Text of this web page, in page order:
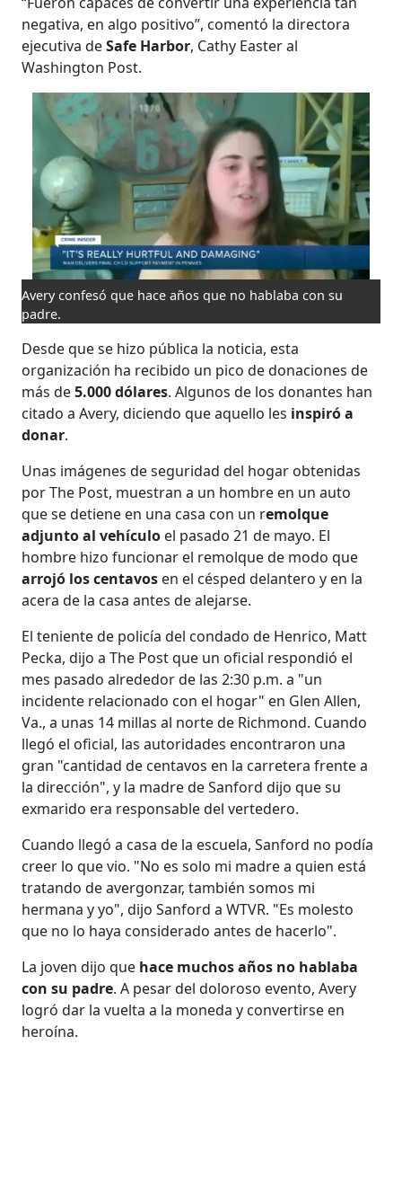
negativa, en algo positivo”, comentó la directora
ejecutiva deSafe Harbor, Cathy Easter al
Washington Post.
Avery confesó que hace años que no hablaba con su
padre.
Desde que se hizo pública la noticia, esta
organización ha recibido un pico de donaciones de
más de5.000 dólares. Algunos de los donantes han
citado a Avery, diciendo que aquello les inspiró a
donar.
Unas imágenes de seguridad del hogar obtenidas
por The Post, muestran a un hombre en un auto
que se detiene en una casa con un remolque
adjunto al vehículo el pasado 21 de mayo. El
hombre hizo funcionar el remolque de modo que
arrojó los centavos en el césped delantero y en la
acera de la casa antes de alejarse.
El teniente de policía del condado de Henrico, Matt
Pecka, dijo a The Post que un oficial respondió el
mes pasado alrededor de las 2:30 p.m. a "un
incidente relacionado con el hogar" en Glen Allen,
Va., a unas 14 millas al norte de Richmond. Cuando
llegó el oficial, las autoridades encontraron una
gran "cantidad de centavos en la carretera frente a
la dirección", y la madre de Sanford dijo que su
exmarido era responsable del vertedero.
Cuando llegó a casa de la escuela, Sanford no podía
creer lo que vio. "No es solo mi madre a quien está
tratando de avergonzar, también somos mi
hermana y yo", dijo Sanford a WTVR. "Es molesto
que no lo haya considerado antes de hacerlo".
La joven dijo que hace muchos años no hablaba
con su padre. A pesar del doloroso evento, Avery
logró dar la vuelta a la moneda y convertirse en
heroína.